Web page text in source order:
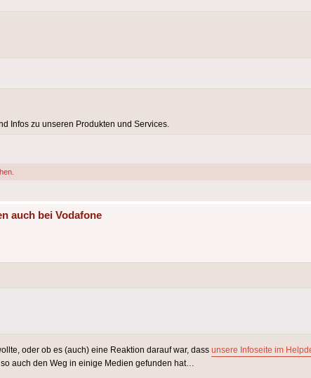
Infos zu unseren Produkten und Services.
auch bei Vodafone
oder ob es (auch) eine Reaktion darauf war, dass unsere Infoseite im
auch den Weg in einige Medien gefunden hat…